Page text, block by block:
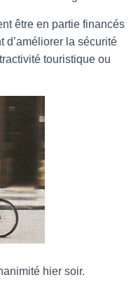
être en partie financés
d’améliorer la sécurité
touristique ou
hier soir.